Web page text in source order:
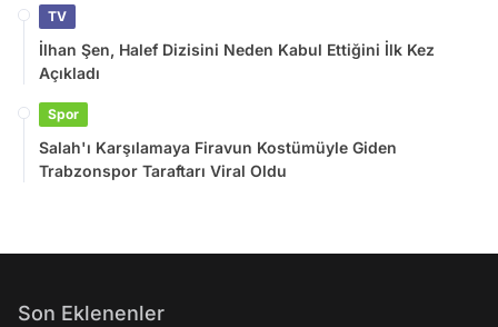
TV
İlhan Şen, Halef Dizisini Neden Kabul Ettiğini İlk Kez
Açıkladı
Spor
Salah'ı Karşılamaya Firavun Kostümüyle Giden
Trabzonspor Taraftarı Viral Oldu
Son Eklenenler